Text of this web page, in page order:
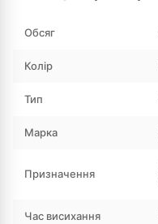
Обсяг
Колір
Тип
Марка
Призначення
Час висихання